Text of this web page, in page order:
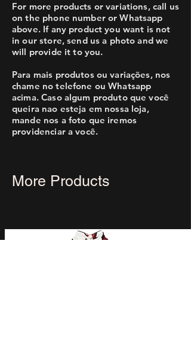
For more products or variations, call us
on the phone number or Whatsapp
above. If any product you want is not
in our store, send us a photo and we
will provide it to you.
Para mais produtos ou variações, nos
chame no telefone ou Whatsapp
acima. Caso algum produto que você
queira nao esteja em nossa loja,
mande nos a foto que iremos
providenciar a você.
More Products